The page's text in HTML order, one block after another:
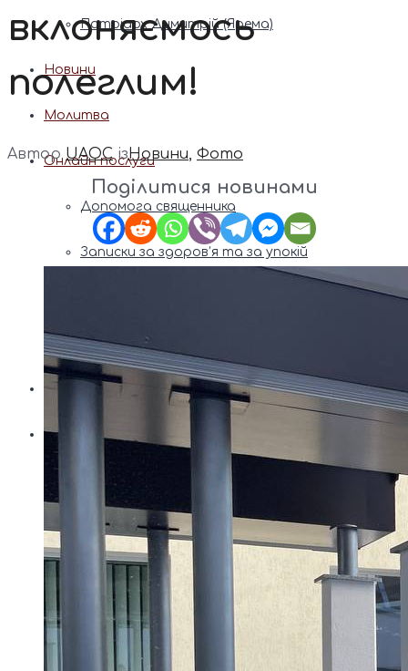
Патріарх Димитрій (Ярема)
Новини
Молитва
Онлайн послуги
Допомога священника
Записки за здоров’я та за упокій
Молитви
Календар
Контакти
вклоняємось
полеглим!
Автор UAOC ізНовини, Фото
Поділитися новинами